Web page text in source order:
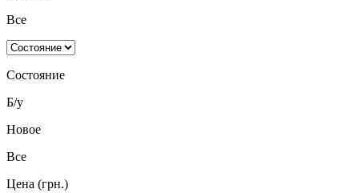
Все
Состояние
Б/у
Новое
Все
Цена (грн.)